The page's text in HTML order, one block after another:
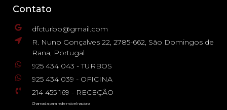
Contato
dfcturbo@gmail.com
R. Nuno Gonçalves 22, 2785-662, São Domingos de
Rana, Portugal
925 434 043 - TURBOS
925 434 039 - OFICINA
214 455 169 - RECEÇÃO
Chamada para rede móvel naciona